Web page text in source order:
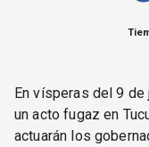
En vísperas del 9
un acto fugaz en
actuarán los